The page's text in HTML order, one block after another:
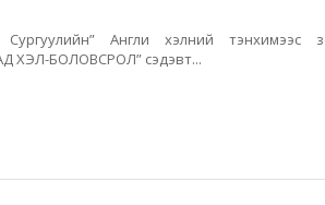
Англи хэлний тэнхимээс
ХЭЛ-БОЛОВСРОЛ” сэдэвт...